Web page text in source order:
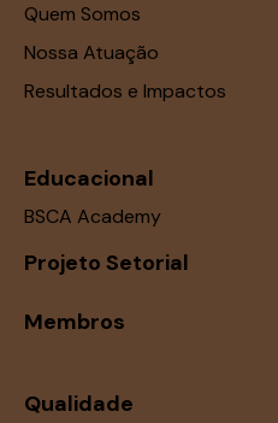
Quem Somos
Nossa Atuação
Resultados e Impactos
Educacional
BSCA Academy
Projeto Setorial
Membros
Qualidade